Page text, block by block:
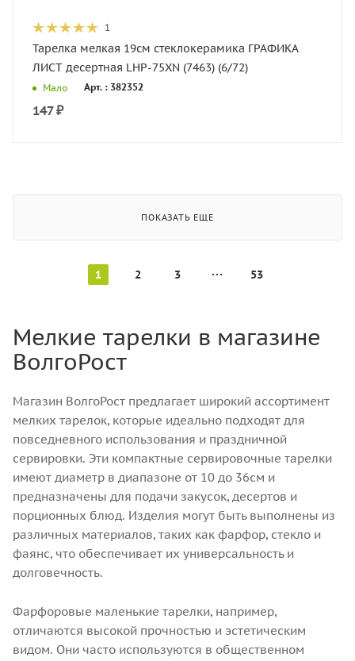
1
Тарелка мелкая 19см стеклокерамика ГРАФИКА
ЛИСТ десертная LHP-75XN (7463) (6/72)
Мало Арт. : 382352
147₽
ПОКАЗАТЬ ЕЩЕ
1 2 3 53
Мелкие тарелки в магазине
ВолгоРост
Магазин ВолгоРост предлагает широкий ассортимент
мелких тарелок, которые идеально подходят для
повседневного использования и праздничной
сервировки. Эти компактные сервировочные тарелки
имеют диаметр в диапазоне от 10 до 36см и
предназначены для подачи закусок, десертов и
порционных блюд. Изделия могут быть выполнены из
различных материалов, таких как фарфор, стекло и
фаянс, что обеспечивает их универсальность и
долговечность.
Фарфоровые маленькие тарелки, например,
отличаются высокой прочностью и эстетическим
видом. Они часто используются в общественном